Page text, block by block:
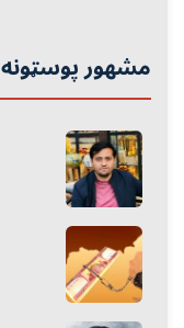
مشهور پوسټونه